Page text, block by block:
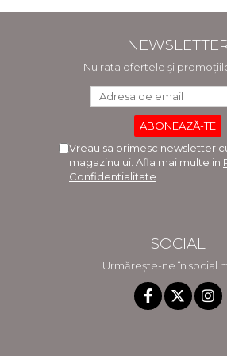
Nu rata ofertele și
Vreau sa primesc newsletter
magazinului. Afla mai multe in
Confidentialitate
SOCIAL
Urmărește-ne în social